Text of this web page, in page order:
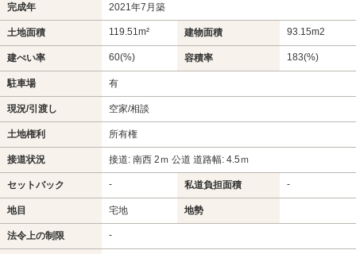
完成年 2021年7月築
土地面積 119.51m² 建物面積 93.15m2
建ぺい率 60(%) 容積率 183(%)
駐車場 有
現況/引渡し 空家/相談
土地権利 所有権
接道状況 接道: 南西 2ｍ 公道 道路幅: 4.5ｍ
セットバック - 私道負担面積 -
地目 宅地 地勢
法令上の制限 -